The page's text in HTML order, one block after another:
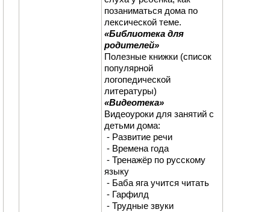
позаниматься дома по
лексической теме.
«Библиотека для
родителей»
Полезные книжки (список
популярной
логопедической
литературы)
«Видеотека»
Видеоуроки для занятий с
детьми дома:
- Развитие речи
- Времена года
- Тренажёр по русскому
языку
- Баба яга учится читать
- Гарфилд
- Трудные звуки